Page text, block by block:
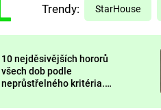
PREDÁTOR
Trendy: StarHouse
10 nejděsivějších hororů
všech dob podle
neprůstřelného kritéria.